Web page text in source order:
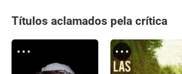
Títulos aclamados pela crítica